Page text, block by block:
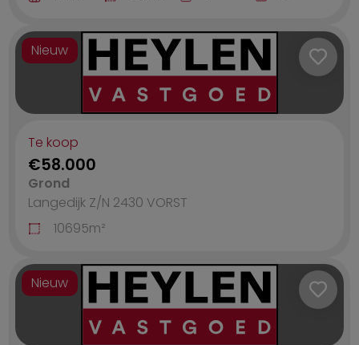
Nieuw
Te koop
€58.000
Grond
Langedijk Z/N 2430 VORST
10695m²
Nieuw